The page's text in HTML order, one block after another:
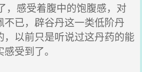
感受着腹中的饱腹感，对
不已，辟谷丹这一类低阶丹
，以前只是听说过这丹药的能
受到了。